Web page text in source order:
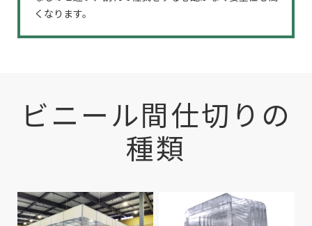
くなります。
ビニール間仕切りの
種類